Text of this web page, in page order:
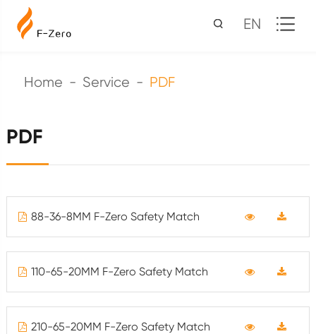
EN
Home Service PDF
PDF
88-36-8MM F-Zero Safety Match
110-65-20MM F-Zero Safety Match
210-65-20MM F-Zero Safety Match